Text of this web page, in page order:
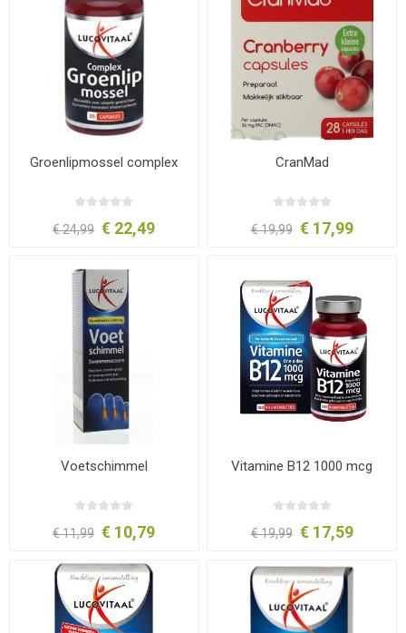
Groenlipmossel complex
€ 24,99 € 22,49
CranMad
€ 19,99 € 17,99
Voetschimmel
€ 11,99 € 10,79
Vitamine B12 1000 mcg
€ 19,99 € 17,59